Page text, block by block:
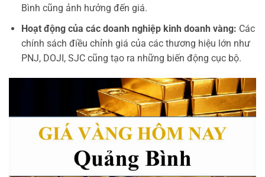
Bình cũng ảnh hưởng đến giá.
Hoạt động của các doanh nghiệp kinh doanh vàng: Các
chính sách điều chỉnh giá của các thương hiệu lớn như
PNJ, DOJI, SJC cũng tạo ra những biến động cục bộ.